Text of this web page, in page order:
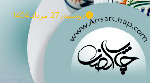
دوشنبه, 27 مرداد 1404